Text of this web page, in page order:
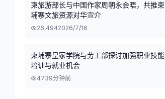
柬旅游部长与中国作家周朝永会晤，共推柬
埔寨文旅资源对华宣介
26,4942026/7/16
柬埔寨皇家学院与劳工部探讨加强职业技能
培训与就业机会
4739分钟前